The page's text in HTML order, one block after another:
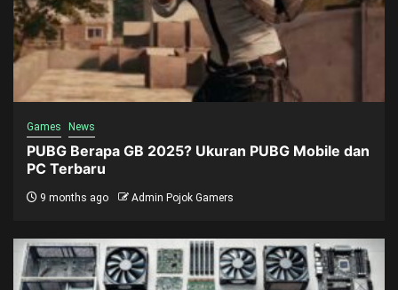
Games News
PUBG Berapa GB 2025? Ukuran PUBG Mobile dan
PC Terbaru
9 months ago Admin Pojok Gamers